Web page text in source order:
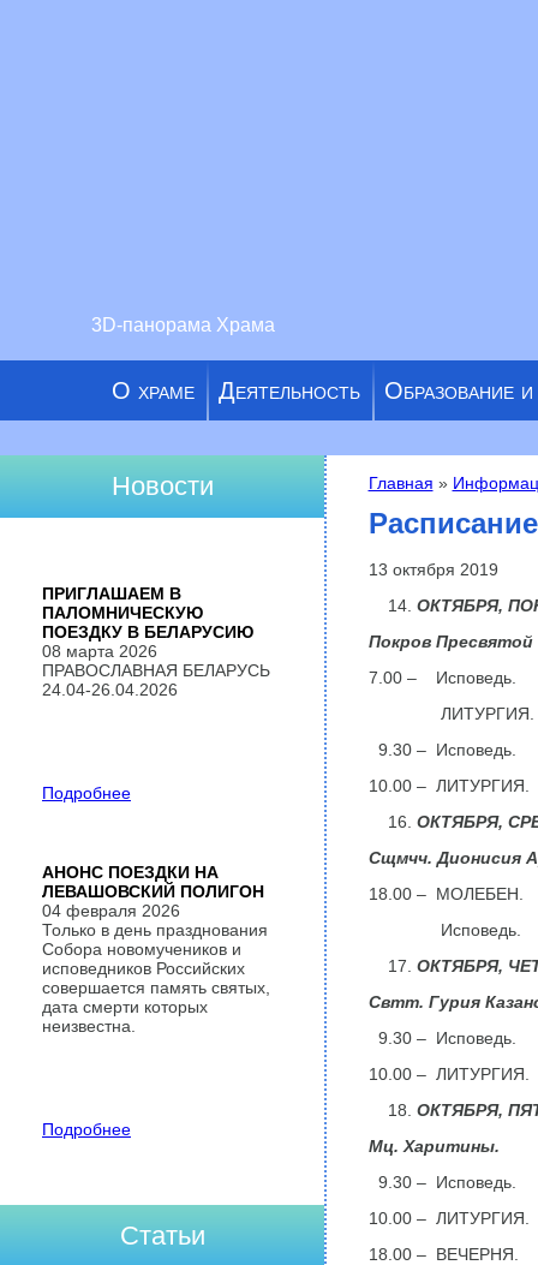
3D-панорама Храма
О храме Деятельность Образование
Вы здесь
Главная »
13 октября 2019
ОКТЯБРЯ,
Покров
7.00 – Исповедь.
ЛИТУРГИЯ.
9.30 – Исповедь.
10.00 – ЛИТУРГИЯ.
ОКТЯБРЯ,
Сщмчч. Дионисия
18.00 – МОЛЕБЕН.
Исповедь.
ОКТЯБРЯ,
Свтт. Гурия
9.30 – Исповедь.
10.00 – ЛИТУРГИЯ.
ОКТЯБРЯ,
Мц. Харитины.
9.30 – Исповедь.
10.00 – ЛИТУРГИЯ.
18.00 – ВЕЧЕРНЯ.
Новости
ПРИГЛАШАЕМ В
ПАЛОМНИЧЕСКУЮ
ПОЕЗДКУ В БЕЛАРУСИЮ
08 марта 2026
ПРАВОСЛАВНАЯ БЕЛАРУСЬ
24.04-26.04.2026
Подробнее
АНОНС ПОЕЗДКИ НА
ЛЕВАШОВСКИЙ ПОЛИГОН
04 февраля 2026
Только в день празднования
Собора новомучеников и
исповедников Российских
совершается память святых,
дата смерти которых
неизвестна.
Подробнее
Статьи